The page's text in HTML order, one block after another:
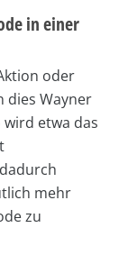
in einer
oder
dies Wayner
etwa das
mehr
zu